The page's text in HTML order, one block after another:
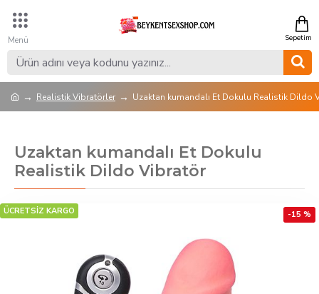
Realistik Vibratörler Uzaktan kumandalı Et Dokulu Realistik Dildo
Uzaktan kumandalı Et Dokulu
Realistik Dildo Vibratör
ÜCRETSİZ KARGO -15 %